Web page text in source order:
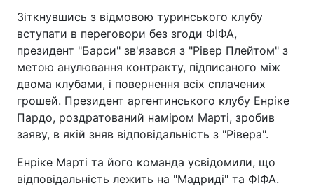
Зіткнувшись з відмовою туринського клубу
вступати в переговори без згоди ФІФА,
президент "Барси" зв'язався з "Рівер Плейтом" з
метою анулювання контракту, підписаного між
двома клубами, і повернення всіх сплачених
грошей. Президент аргентинського клубу Енріке
Пардо, роздратований наміром Марті, зробив
заяву, в якій зняв відповідальність з "Рівера".
Енріке Марті та його команда усвідомили, що
відповідальність лежить на "Мадриді" та ФІФА.